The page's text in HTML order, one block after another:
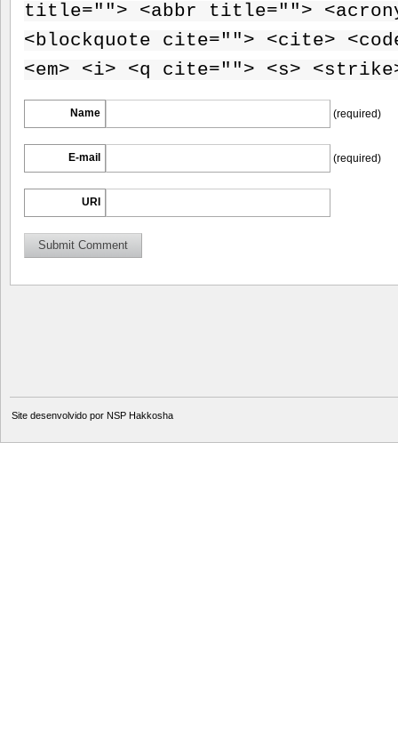
title=""> <abbr title="">
<blockquote cite=""> <cite>
<em> <i> <q cite=""> <s>
Name (required)
E-mail (required)
URI
Site desenvolvido por NSP Hakkosha